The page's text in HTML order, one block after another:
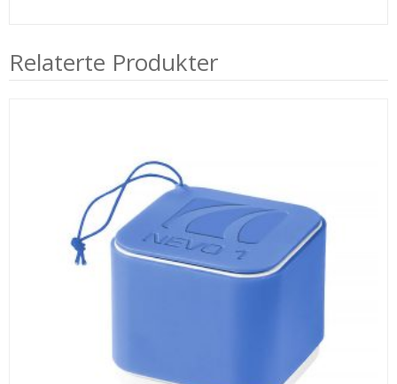
Relaterte Produkter